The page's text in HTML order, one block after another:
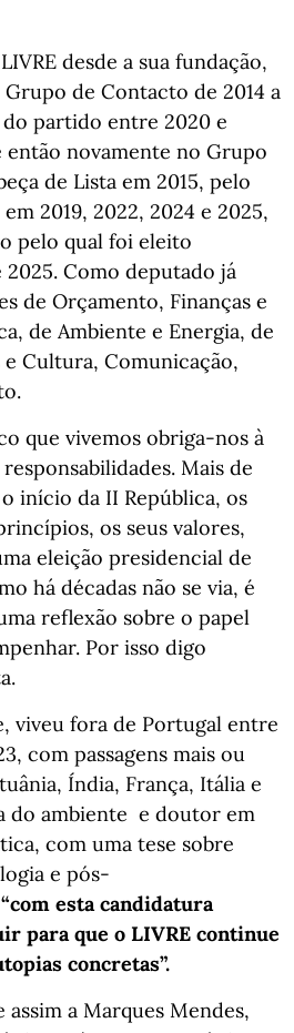
desde a sua fundação,
de Contacto de 2014 a
do partido entre 2020 e
então novamente no Grupo
de Lista em 2015, pelo
2019, 2022, 2024 e 2025,
pelo qual foi eleito
Como deputado já
de Orçamento, Finanças e
de Ambiente e Energia, de
Cultura, Comunicação,
que vivemos obriga-nos à
Mais de
início da II República, os
os seus valores,
eleição presidencial de
há décadas não se via, é
reflexão sobre o papel
Por isso digo
viveu fora de Portugal entre
com passagens mais ou
Índia, França, Itália e
do ambiente e doutor em
com uma tese sobre
e pós-
“com esta candidatura
para que o LIVRE continue
concretas”.
a Marques Mendes,